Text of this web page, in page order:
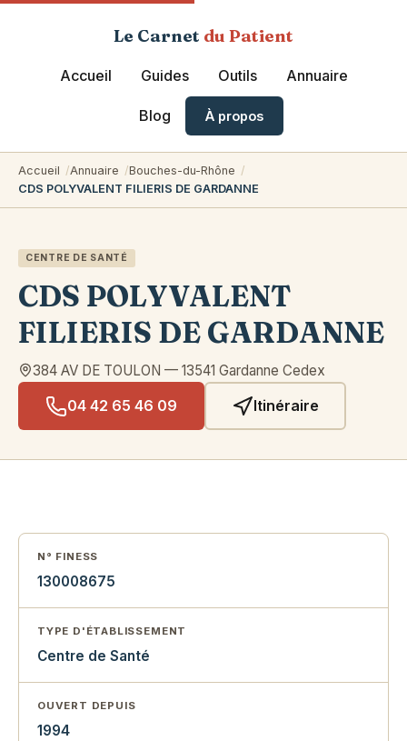
Le Carnet du Patient
Accueil Guides Outils Annuaire
Blog À propos
Accueil Annuaire
Bouches-du-Rhône
CDS POLYVALENT FILIERIS DE GARDANNE
CENTRE DE SANTÉ
CDS POLYVALENT
FILIERIS DE GARDANNE
384 AV DE TOULON — 13541 Gardanne Cedex
04 42 65 46 09 Itinéraire
N° FINESS
130008675
TYPE D'ÉTABLISSEMENT
Centre de Santé
OUVERT DEPUIS
1994